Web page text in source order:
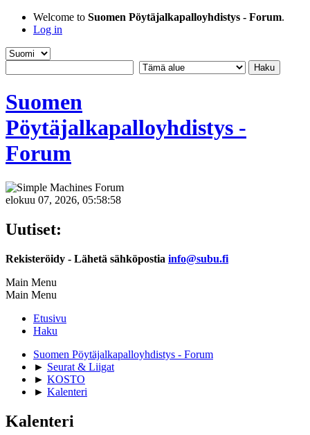
Welcome to Suomen Pöytäjalkapalloyhdistys - Forum.
Log in
Suomen
Pöytäjalkapalloyhdistys -
Forum
elokuu 07, 2026, 05:58:58
Uutiset:
Rekisteröidy - Lähetä sähköpostia info@subu.fi
Main Menu
Main Menu
Etusivu
Haku
Suomen Pöytäjalkapalloyhdistys - Forum
► Seurat & Liigat
► KOSTO
► Kalenteri
Kalenteri